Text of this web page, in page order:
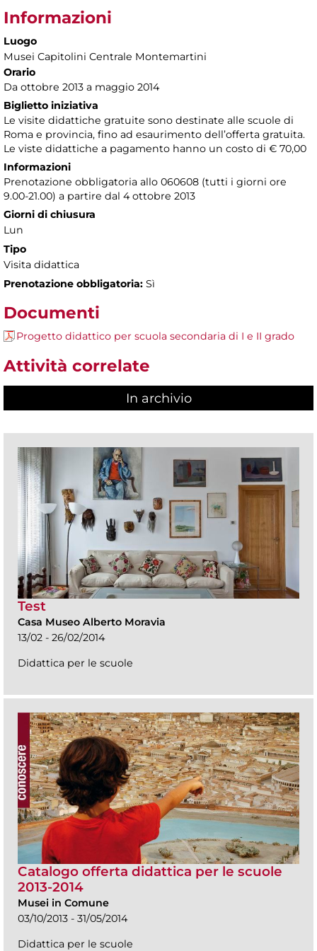
Informazioni
Luogo
Musei Capitolini Centrale Montemartini
Orario
Da ottobre 2013 a maggio 2014
Biglietto iniziativa
Le visite didattiche gratuite sono destinate alle scuole di
Roma e provincia, fino ad esaurimento dell’offerta gratuita.
Le viste didattiche a pagamento hanno un costo di € 70,00
Informazioni
Prenotazione obbligatoria allo 060608 (tutti i giorni ore
9.00-21.00) a partire dal 4 ottobre 2013
Giorni di chiusura
Lun
Tipo
Visita didattica
Prenotazione obbligatoria: Sì
Documenti
Progetto didattico per scuola secondaria di I e II grado
Attività correlate
In archivio
Test
Casa Museo Alberto Moravia
13/02 - 26/02/2014
Didattica per le scuole
Catalogo offerta didattica per le scuole
2013-2014
Musei in Comune
03/10/2013 - 31/05/2014
Didattica per le scuole